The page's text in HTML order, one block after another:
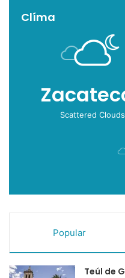
Clíma
Scattered Clouds
Popular
Teúl de